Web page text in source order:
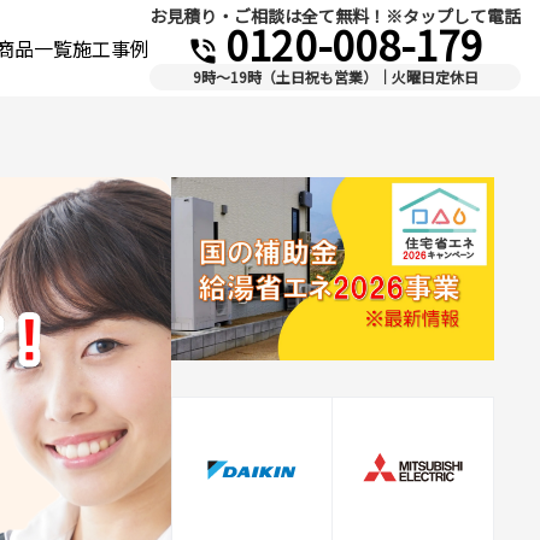
品一覧施工事例
お見積り・ご相談は全て無料！※タップして電話
phone_in_talk 0120-008-179
9時～19時（土日祝も営業）｜火曜日定休日